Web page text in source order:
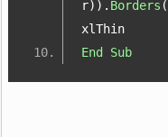
r)). Borders (
xlThin
End
Sub